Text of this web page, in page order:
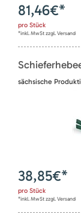
81,46€*
pro Stück
*inkl. MwSt zzgl. Versand
sächsische
38,85€*
pro Stück
*inkl. MwSt zzgl. Versand